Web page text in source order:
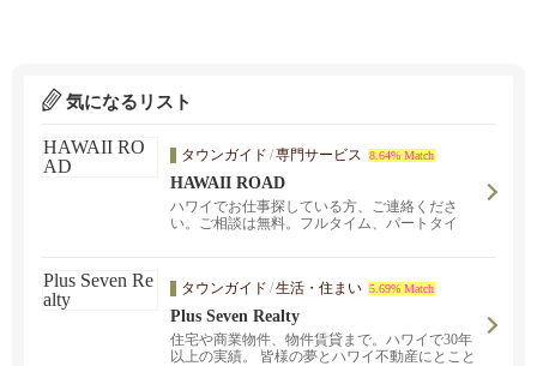
気になるリスト
タウンガイド /専門サービス 8.64% Match
HAWAII ROAD
ハワイでお仕事探している方、ご連絡くださ
い。ご相談は無料。フルタイム、パートタイ
ワークで遠隔地でのお仕事のご紹介も可能で
す。
タウンガイド /生活・住まい 5.69% Match
Plus Seven Realty
住宅や商業物件、物件賃貸まで。ハワイで30年
以上の実績。 皆様の夢とハワイ不動産にとこと